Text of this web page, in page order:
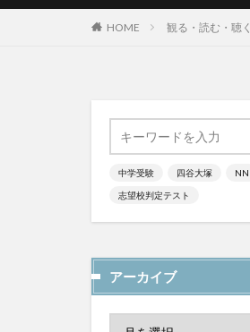
HOME 観る・読む・聴く
中学受験 四谷大塚 NN
志望校判定テスト
アーカイブ